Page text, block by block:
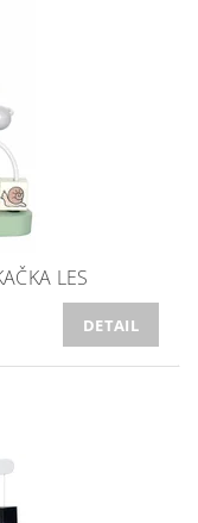
LES
DETAIL